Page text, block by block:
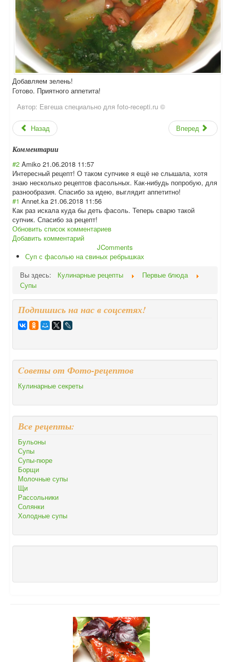
Добавляем зелень!
Готово. Приятного аппетита!
Автор: Евгеша специально для foto-recepti.ru ©
Назад Вперед
Комментарии
#2 Amiko 21.06.2018 11:57
Интересный рецепт! О таком супчике я ещё не слышала, хотя
знаю несколько рецептов фасольных. Как-нибудь попробую, для
разнообразия. Спасибо за идею, выглядит аппетитно!
#1 Annet.ka 21.06.2018 11:56
Как раз искала куда бы деть фасоль. Теперь сварю такой
супчик. Спасибо за рецепт!
Обновить список комментариев
Добавить комментарий
JComments
Суп с фасолью на свиных ребрышках
Вы здесь:
Кулинарные рецепты
Первые блюда
Супы
Подпишись на нас в соцсетях!
Cоветы от Фото-рецептов
Кулинарные секреты
Все рецепты:
Бульоны
Супы
Супы-пюре
Борщи
Молочные супы
Щи
Рассольники
Солянки
Холодные супы